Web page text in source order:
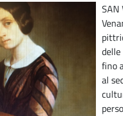
SAN
fino
al